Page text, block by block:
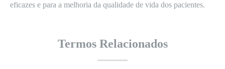
eficazes e para a melhoria da qualidade de vida dos pacientes.
Termos Relacionados